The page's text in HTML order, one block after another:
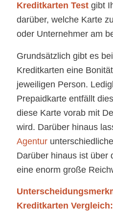
Kreditkarten Testgibt
darüber, welche Karte
oder Unternehmer am
Grundsätzlich gibt es
Kreditkarten eine
jeweiligen Person.
Prepaidkarte entfällt
diese Karte vorab mit
wird. Darüber hinaus
Agentur
Darüber hinaus ist über
eine enorm große
Kreditkarten Vergleich: